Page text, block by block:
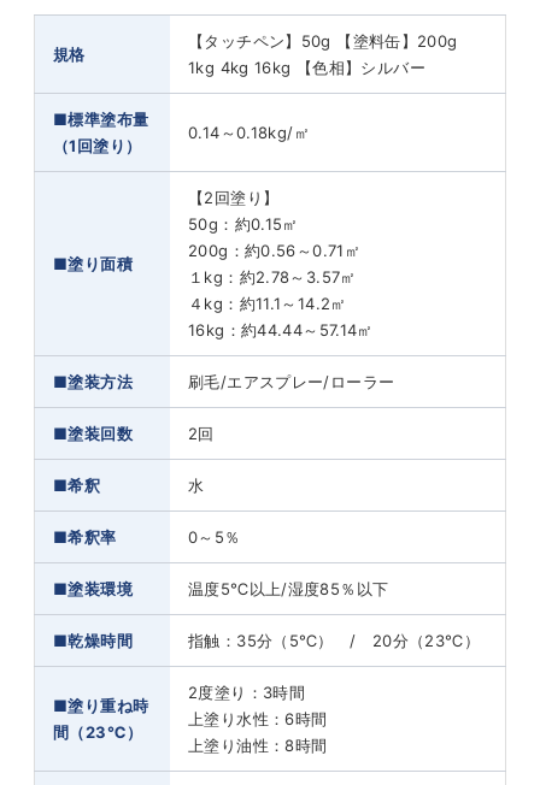
規格
【タッチペン】50g 【塗料缶】200g
1kg 4kg 16kg 【色相】シルバー
■標準塗布量
（1回塗り）
0.14～0.18kg/㎡
■塗り面積
【2回塗り】
50g：約0.15㎡
200g：約0.56～0.71㎡
１kg：約2.78～3.57㎡
４kg：約11.1～14.2㎡
16kg：約44.44～57.14㎡
■塗装方法 刷毛/エアスプレー/ローラー
■塗装回数 2回
■希釈 水
■希釈率 0～5％
■塗装環境 温度5℃以上/湿度85％以下
■乾燥時間 指触：35分（5℃） / 20分（23℃）
■塗り重ね時
間（23℃）
2度塗り：3時間
上塗り水性：6時間
上塗り油性：8時間